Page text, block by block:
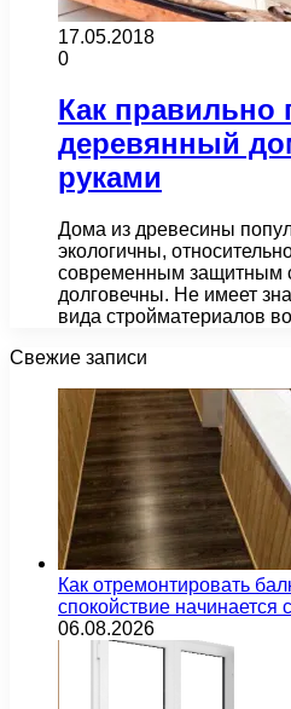
17.05.2018
0
Как правильно
деревянный
руками
Дома из древесины
экологичны,
современным защитным
долговечны. Не имеет
вида стройматериалов
Свежие записи
Как отремонтировать
спокойствие начинается
06.08.2026